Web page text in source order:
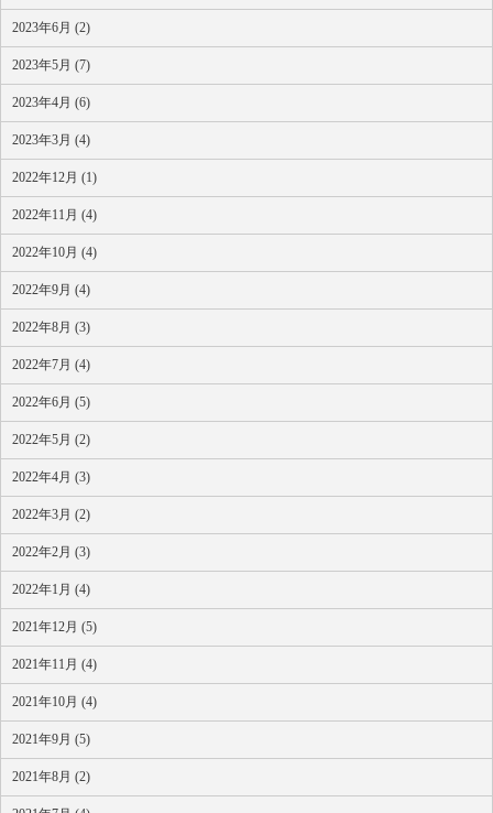
2023年6月 (2)
2023年5月 (7)
2023年4月 (6)
2023年3月 (4)
2022年12月 (1)
2022年11月 (4)
2022年10月 (4)
2022年9月 (4)
2022年8月 (3)
2022年7月 (4)
2022年6月 (5)
2022年5月 (2)
2022年4月 (3)
2022年3月 (2)
2022年2月 (3)
2022年1月 (4)
2021年12月 (5)
2021年11月 (4)
2021年10月 (4)
2021年9月 (5)
2021年8月 (2)